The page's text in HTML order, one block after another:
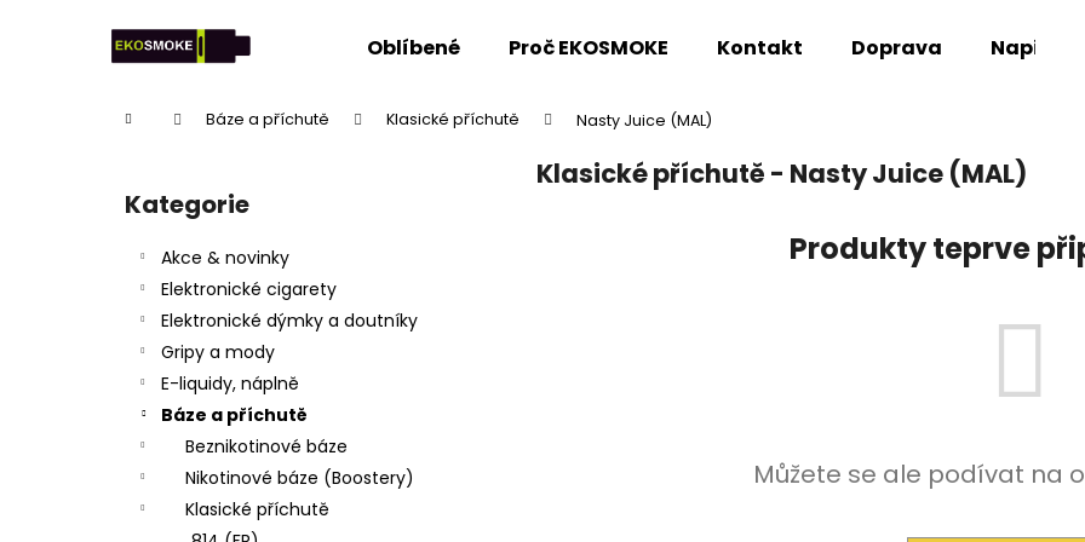
Oblíbené Proč EKOSMOKE Kontakt Doprava Napište
Domů Báze a příchutě Klasické příchutě Nasty Juice (MAL)
Přeskočit
kategorie
Kategorie
Akce & novinky
Elektronické cigarety
Elektronické dýmky a doutníky
Gripy a mody
E-liquidy, náplně
Báze a příchutě
Beznikotinové báze
Nikotinové báze (Boostery)
Klasické příchutě
Klasické příchutě - Nasty Juice (MAL)
Produkty teprve
Můžete se ale podívat na
Zpět
Zpět
Co potřebujete najít?